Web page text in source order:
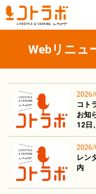
Webリニュ
コト
お知
12日
レン
内